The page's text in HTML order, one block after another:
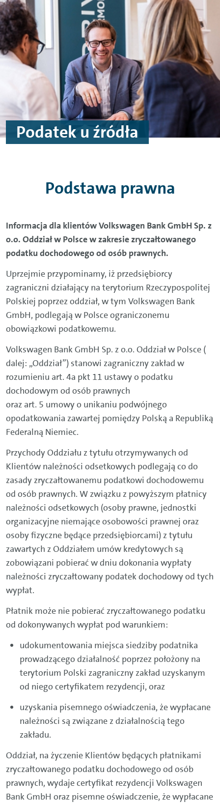
Przejdź do treści
Przejdź do stopki
Podatek u źródła
Podstawa prawna
Informacja dla klientów Volkswagen Bank GmbH Sp. z
o.o. Oddział w Polsce w zakresie zryczałtowanego
podatku dochodowego od osób prawnych.
Uprzejmie przypominamy, iż przedsiębiorcy
zagraniczni działający na terytorium Rzeczypospolitej
Polskiej poprzez oddział, w tym Volkswagen Bank
GmbH, podlegają w Polsce ograniczonemu
obowiązkowi podatkowemu.
Volkswagen Bank GmbH Sp. z o.o. Oddział w Polsce (
dalej: „Oddział”) stanowi zagraniczny zakład w
rozumieniu art. 4a pkt 11 ustawy o podatku
dochodowym od osób prawnych
oraz art. 5 umowy o unikaniu podwójnego
opodatkowania zawartej pomiędzy Polską a Republiką
Federalną Niemiec.
Przychody Oddziału z tytułu otrzymywanych od
Klientów należności odsetkowych podlegają co do
zasady zryczałtowanemu podatkowi dochodowemu
od osób prawnych. W związku z powyższym płatnicy
należności odsetkowych (osoby prawne, jednostki
organizacyjne niemające osobowości prawnej oraz
osoby fizyczne będące przedsiębiorcami) z tytułu
zawartych z Oddziałem umów kredytowych są
zobowiązani pobierać w dniu dokonania wypłaty
należności zryczałtowany podatek dochodowy od tych
wypłat.
Płatnik może nie pobierać zryczałtowanego podatku
od dokonywanych wypłat pod warunkiem:
udokumentowania miejsca siedziby podatnika
prowadzącego działalność poprzez położony na
terytorium Polski zagraniczny zakład uzyskanym
od niego certyfikatem rezydencji, oraz
uzyskania pisemnego oświadczenia, że wypłacane
należności są związane z działalnością tego
zakładu.
Oddział, na życzenie Klientów będących płatnikami
zryczałtowanego podatku dochodowego od osób
prawnych, wydaje certyfikat rezydencji Volkswagen
Bank GmbH oraz pisemne oświadczenie, że wypłacane